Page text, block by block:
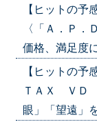
【ヒットの
〈「Ａ．Ｐ．
価格、満足度
【ヒットの
ＴＡＸ ＶＤ
眼」「望遠」